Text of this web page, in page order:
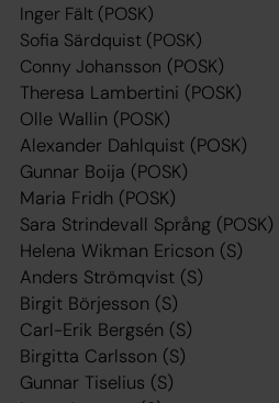
Inger Fält (POSK)
Sofia Särdquist (POSK)
Conny Johansson (POSK)
Theresa Lambertini (POSK)
Olle Wallin (POSK)
Alexander Dahlquist (POSK)
Gunnar Boija (POSK)
Maria Fridh (POSK)
Sara Strindevall Språng (POSK)
Helena Wikman Ericson (S)
Anders Strömqvist (S)
Birgit Börjesson (S)
Carl-Erik Bergsén (S)
Birgitta Carlsson (S)
Gunnar Tiselius (S)